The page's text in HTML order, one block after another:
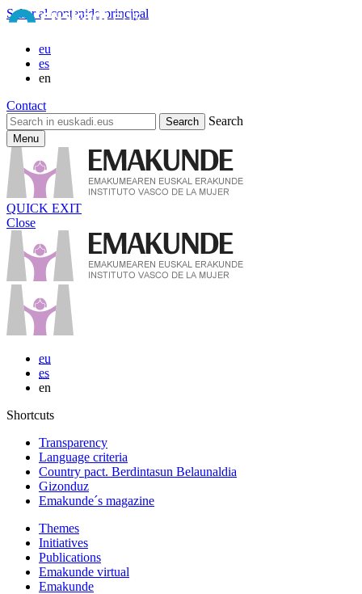
Saltar al contenido principal
eu
es
en
Contact
Search
Menu
QUICK EXIT
Close
eu
es
en
Shortcuts
Transparency
Language criteria
Country pact. Berdintasun Belaunaldia
Gizonduz
Emakunde´s magazine
Themes
Initiatives
Publications
Emakunde virtual
Emakunde